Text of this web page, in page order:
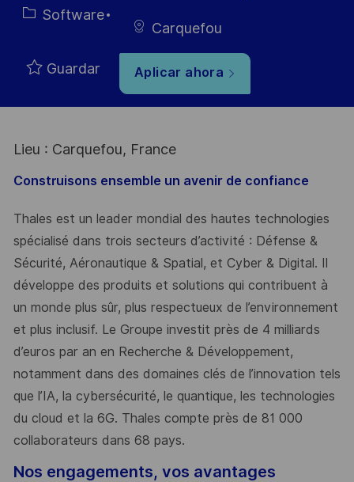
empleo
Categoría
Software
Carquefou
Guardar Aplicar ahora
Lieu : Carquefou, France
Construisons ensemble un avenir de confiance
Thales est un leader mondial des hautes technologies
spécialisé dans trois secteurs d’activité : Défense &
Sécurité, Aéronautique & Spatial, et Cyber & Digital. Il
développe des produits et solutions qui contribuent à
un monde plus sûr, plus respectueux de l’environnement
et plus inclusif. Le Groupe investit près de 4 milliards
d’euros par an en Recherche & Développement,
notamment dans des domaines clés de l’innovation tels
que l’IA, la cybersécurité, le quantique, les technologies
du cloud et la 6G. Thales compte près de 81 000
collaborateurs dans 68 pays.
Nos engagements, vos avantages